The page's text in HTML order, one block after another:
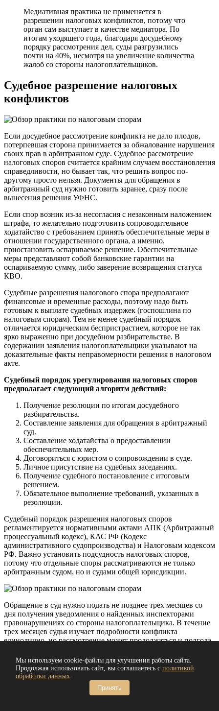
Медиативная практика не применяется в
разрешении налоговых конфликтов, потому что
орган сам выступает в качестве медиатора. По
итогам уходящего года, благодаря досудебному
порядку рассмотрения дел, суды разгрузились
почти на 40%, несмотря на увеличение количества
жалоб со стороны налогоплательщиков.
Судебное разрешение налоговых
конфликтов
Если досудебное рассмотрение конфликта не дало плодов,
потерпевшая сторона принимается за обжалование нарушения
своих прав в арбитражном суде. Судебное рассмотрение
налоговых споров считается крайним случаем восстановления
справедливости, но бывает так, что решить вопрос по-
другому просто нельзя. Документы для обращения в
арбитражный суд нужно готовить заранее, сразу после
вынесения решения УФНС.
Если спор возник из-за несогласия с незаконным наложением
штрафа, то желательно подготовить сопроводительное
ходатайство с требованием принять обеспечительные меры в
отношении государственного органа, а именно,
приостановить оспариваемое решение. Обеспечительные
меры представляют собой банковские гарантии на
оспариваемую сумму, либо заверение возвращения статуса
КВО.
Судебные разрешения налогового спора предполагают
финансовые и временные расходы, поэтому надо быть
готовым к выплате судебных издержек (госпошлина по
налоговым спорам). Тем не менее судебный порядок
отличается юридическим беспристрастием, которое не так
ярко выраженно при досудебном разбирательстве. В
содержании заявления налогоплательщики указывают на
доказательные факты неправомерности решения в налоговом
акте.
Судебный порядок урегулирования налоговых споров
предполагает следующий алгоритм действий:
Получение резолюции по итогам досудебного
разбирательства.
Составление заявления для обращения в арбитражный
суд.
Составление ходатайства о предоставлении
обеспечительных мер.
Договориться с юристом о сопровождении в суде.
Личное присутствие на судебных заседаниях.
Получение судебного постановление с итоговым
решением.
Обязательное выполнение требований, указанных в
резолюции.
Судебный порядок разрешения налоговых споров
регламентируется нормативными актами АПК (Арбитражный
процессуальный кодекс), КАС РФ (Кодекс
административного судопроизводства) и Налоговым кодексом
РФ. Важно установить подсудность налоговых споров,
потому что отдельные споры рассматриваются не только
арбитражным судом, но и судами общей юрисдикции.
Обращение в суд нужно подать не позднее трех месяцев со
дня получения уведомления о найденных инспекторами
правонарушениях со стороны налогоплательщика. В течение
трех месяцев судья изучает подробности конфликта
единолично, но рассмотрение может продолжаться и полгода,
правонарушения (указание на правонарушение) физических
лиц. Другими словами, экономическая или
предпринимательская деятельность не относится к предмету
Мы используем cookie-файлы для улучшения работы сайта.
Продолжая использовать сайт, вы соглашаетесь с политикой
обработки данных.
Принять